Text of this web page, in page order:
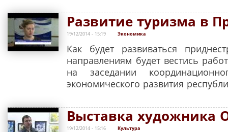
Развитие туризма в
19/12/2014 - 15:19 Экономика
Как будет развиваться
направлениям будет вестись
на заседании
экономического развития
Выставка художника
19/12/2014 - 15:16 Культура